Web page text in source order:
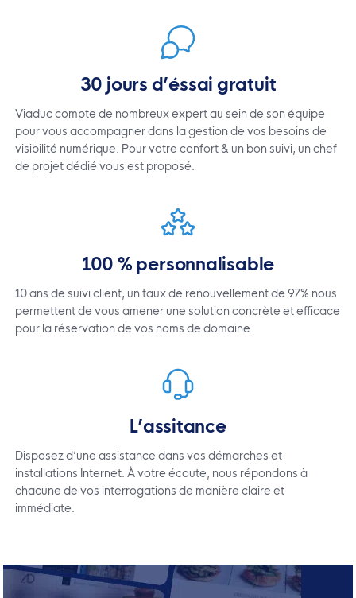
30 jours d’éssai gratuit
Viaduc compte de nombreux expert au sein de son équipe
pour vous accompagner dans la gestion de vos besoins de
visibilité numérique. Pour votre confort & un bon suivi, un chef
de projet dédié vous est proposé.
100 % personnalisable
10 ans de suivi client, un taux de renouvellement de 97% nous
permettent de vous amener une solution concrète et efficace
pour la réservation de vos noms de domaine.
L’assitance
Disposez d’une assistance dans vos démarches et
installations Internet. À votre écoute, nous répondons à
chacune de vos interrogations de manière claire et
immédiate.